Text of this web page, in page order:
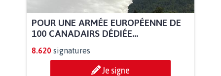
POUR UNE ARMÉE EUROPÉENNE DE
100 CANADAIRS DÉDIÉE...
8.620 signatures
Je signe